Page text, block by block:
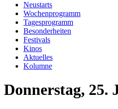
Neustarts
Wochenprogramm
Tagesprogramm
Besonderheiten
Festivals
Kinos
Aktuelles
Kolumne
Donnerstag, 25.